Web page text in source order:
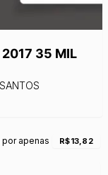
2017 35 MIL
apenas R$13,82